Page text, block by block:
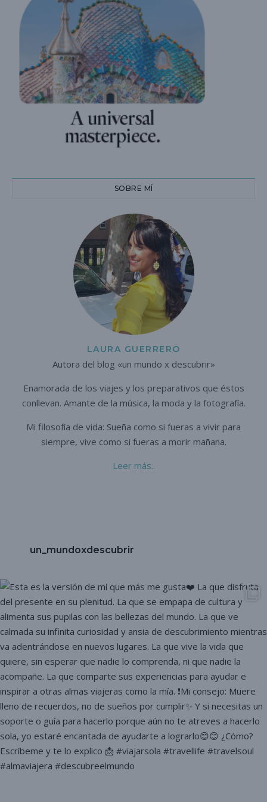
SOBRE MÍ
LAURA GUERRERO
Autora del blog «un mundo x descubrir»
Enamorada de los viajes y los preparativos que éstos
conllevan. Amante de la música, la moda y la fotografía.
Mi filosofía de vida: Sueña como si fueras a vivir para
siempre, vive como si fueras a morir mañana.
Leer más..
un_mundoxdescubrir